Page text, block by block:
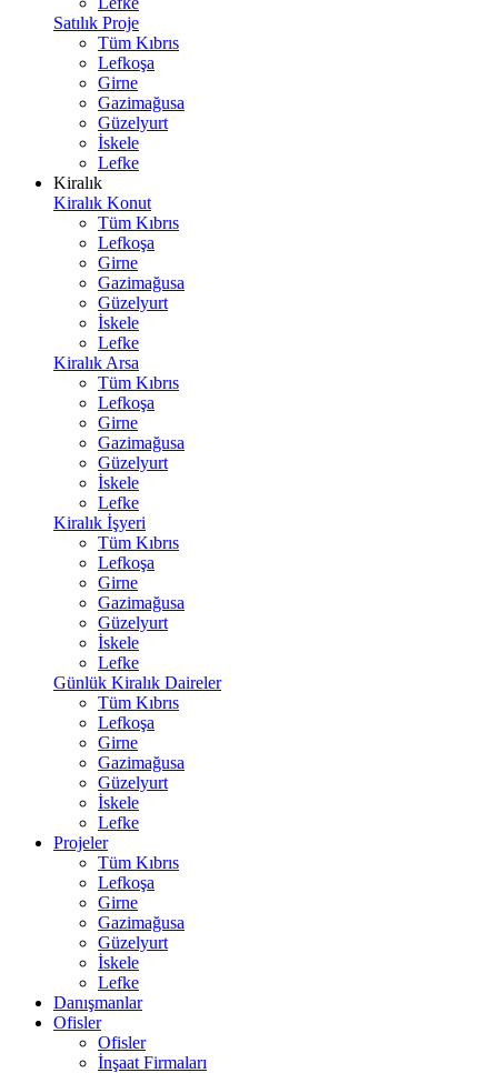
Satılık Proje
Tüm Kıbrıs
Lefkoşa
Girne
Gazimağusa
Güzelyurt
İskele
Lefke
Kiralık
Kiralık Konut
Tüm Kıbrıs
Lefkoşa
Girne
Gazimağusa
Güzelyurt
İskele
Lefke
Kiralık Arsa
Tüm Kıbrıs
Lefkoşa
Girne
Gazimağusa
Güzelyurt
İskele
Lefke
Kiralık İşyeri
Tüm Kıbrıs
Lefkoşa
Girne
Gazimağusa
Güzelyurt
İskele
Lefke
Günlük Kiralık Daireler
Tüm Kıbrıs
Lefkoşa
Girne
Gazimağusa
Güzelyurt
İskele
Lefke
Projeler
Tüm Kıbrıs
Lefkoşa
Girne
Gazimağusa
Güzelyurt
İskele
Lefke
Danışmanlar
Ofisler
Ofisler
İnşaat Firmaları